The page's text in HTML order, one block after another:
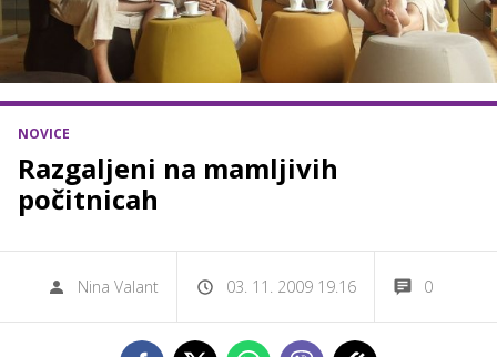
NOVICE
Razgaljeni na mamljivih
počitnicah
Nina Valant 03. 11. 2009 19.16 0